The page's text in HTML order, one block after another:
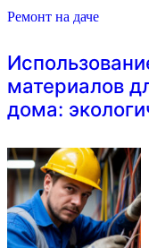
Ремонт на даче
материалов
дома: